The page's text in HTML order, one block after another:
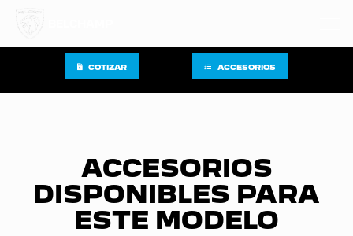
COTIZAR ACCESORIOS
ACCESORIOS
DISPONIBLES PARA
ESTE MODELO